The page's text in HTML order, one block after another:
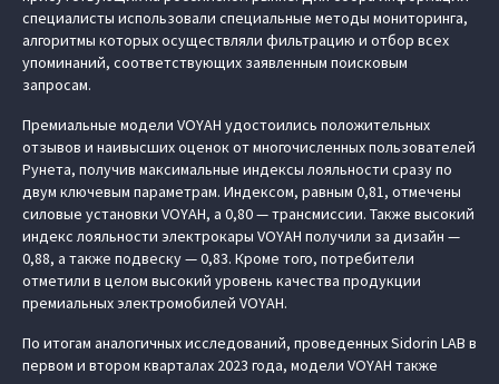
специалисты использовали специальные методы мониторинга,
алгоритмы которых осуществляли фильтрацию и отбор всех
упоминаний, соответствующих заявленным поисковым
запросам.
Премиальные модели VOYAH удостоились положительных
отзывов и наивысших оценок от многочисленных пользователей
Рунета, получив максимальные индексы лояльности сразу по
двум ключевым параметрам. Индексом, равным 0,81, отмечены
силовые установки VOYAH, а 0,80 — трансмиссии. Также высокий
индекс лояльности электрокары VOYAH получили за дизайн —
0,88, а также подвеску — 0,83. Кроме того, потребители
отметили в целом высокий уровень качества продукции
премиальных электромобилей VOYAH.
По итогам аналогичных исследований, проведенных Sidorin LAB в
первом и втором кварталах 2023 года, модели VOYAH также